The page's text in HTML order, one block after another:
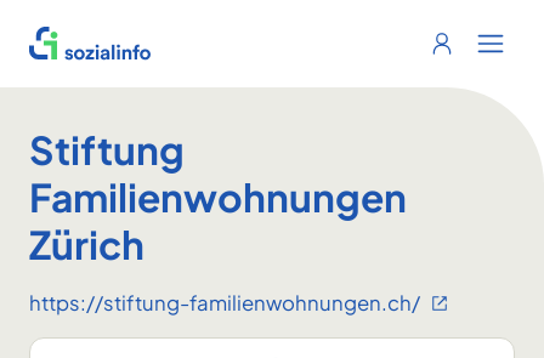
Sozialinfo
Login
Stiftung
Familienwohnungen
Zürich
https://stiftung-familienwohnungen.ch/